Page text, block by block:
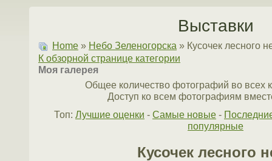
Выставки
Home » Небо Зеленогорска » Кусочек лесного
К обзорной странице категории
Моя галерея
Общее количество фотографий во всех
Доступ ко всем фотографиям
Топ: Лучшие оценки - Самые новые -
популярные
Кусочек лесного